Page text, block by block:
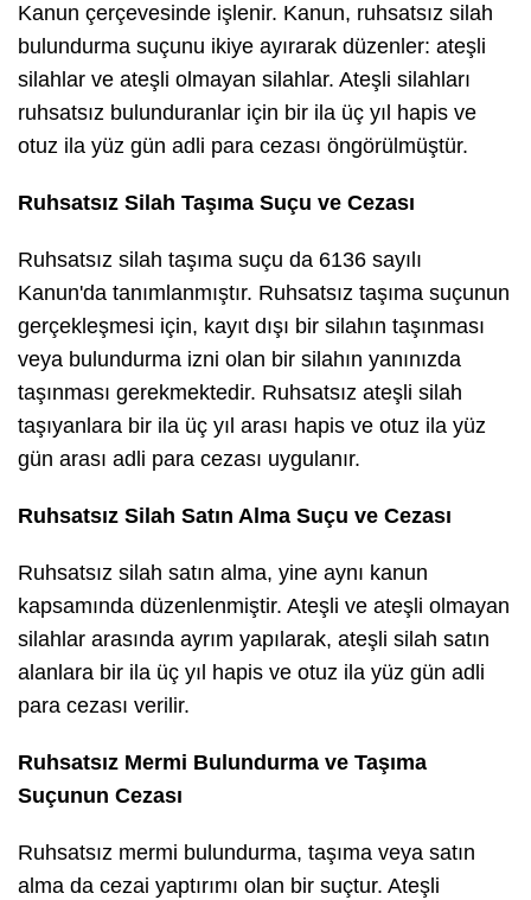
Kanun çerçevesinde işlenir. Kanun, ruhsatsız silah
bulundurma suçunu ikiye ayırarak düzenler: ateşli
silahlar ve ateşli olmayan silahlar. Ateşli silahları
ruhsatsız bulunduranlar için bir ila üç yıl hapis ve
otuz ila yüz gün adli para cezası öngörülmüştür.
Ruhsatsız Silah Taşıma Suçu ve Cezası
Ruhsatsız silah taşıma suçu da 6136 sayılı
Kanun'da tanımlanmıştır. Ruhsatsız taşıma suçunun
gerçekleşmesi için, kayıt dışı bir silahın taşınması
veya bulundurma izni olan bir silahın yanınızda
taşınması gerekmektedir. Ruhsatsız ateşli silah
taşıyanlara bir ila üç yıl arası hapis ve otuz ila yüz
gün arası adli para cezası uygulanır.
Ruhsatsız Silah Satın Alma Suçu ve Cezası
Ruhsatsız silah satın alma, yine aynı kanun
kapsamında düzenlenmiştir. Ateşli ve ateşli olmayan
silahlar arasında ayrım yapılarak, ateşli silah satın
alanlara bir ila üç yıl hapis ve otuz ila yüz gün adli
para cezası verilir.
Ruhsatsız Mermi Bulundurma ve Taşıma
Suçunun Cezası
Ruhsatsız mermi bulundurma, taşıma veya satın
alma da cezai yaptırımı olan bir suçtur. Ateşli